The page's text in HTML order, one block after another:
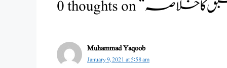
Muhammad Yaqoob
January 9, 2021 at 5:58 am